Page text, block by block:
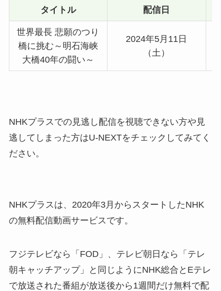
タイトル 配信日
世界最長 悲願のつり
橋に挑む～明石海峡
大橋40年の闘い～
2024年5月11日
（土）
NHKプラスでの見逃し配信を視聴できない方や見
逃してしまった方はU-NEXTをチェックしてみてく
ださい。
NHKプラスは、2020年3月からスタートしたNHK
の無料配信動画サービスです。
フジテレビなら「FOD」、テレビ朝日なら「テレ
朝キャッチアップ」と同じようにNHK総合とEテレ
で放送された番組が放送後から1週間だけ無料で配